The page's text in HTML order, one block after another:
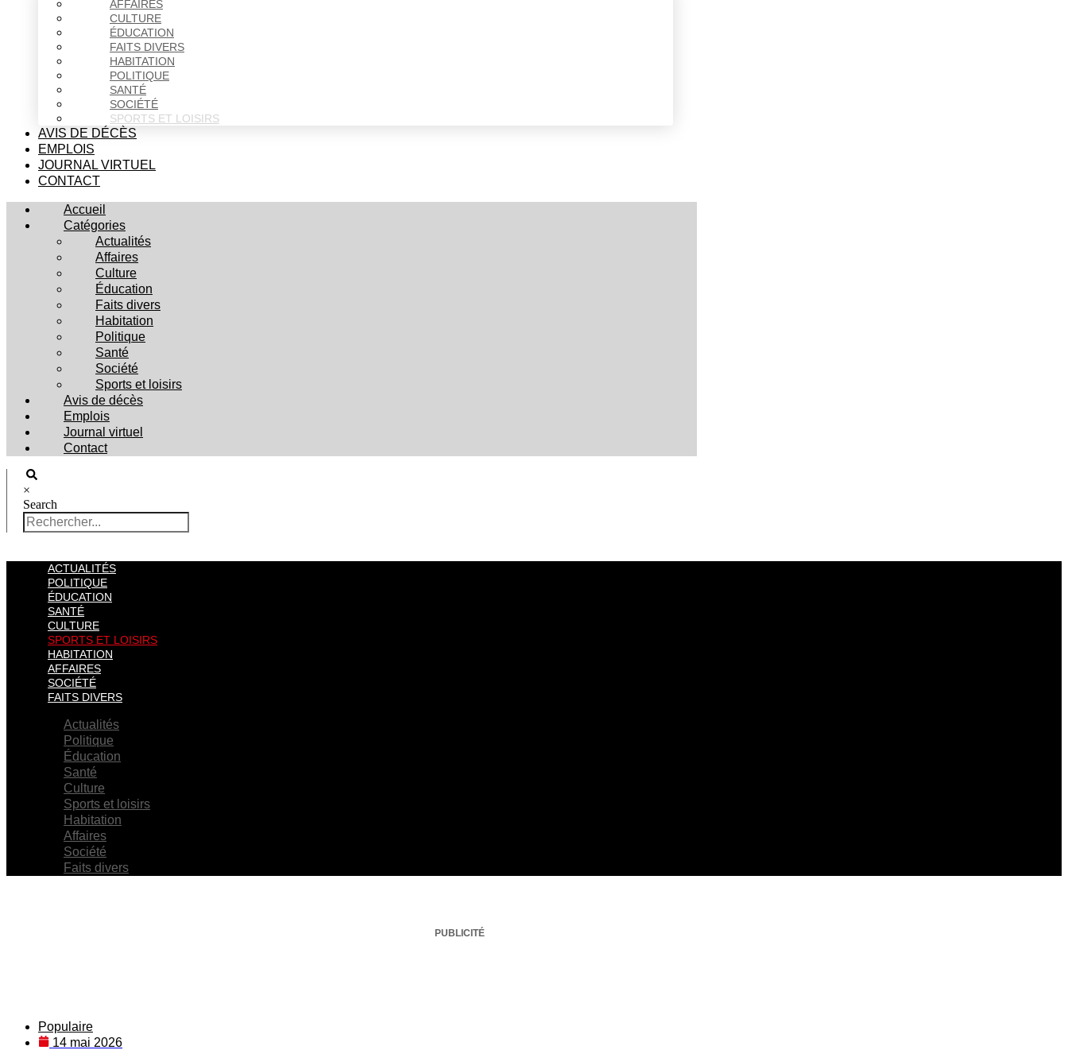
AFFAIRES
CULTURE
ÉDUCATION
FAITS DIVERS
HABITATION
POLITIQUE
SANTÉ
SOCIÉTÉ
SPORTS ET LOISIRS
AVIS DE DÉCÈS
EMPLOIS
JOURNAL VIRTUEL
CONTACT
Accueil
Catégories
Actualités
Affaires
Culture
Éducation
Faits divers
Habitation
Politique
Santé
Société
Sports et loisirs
Avis de décès
Emplois
Journal virtuel
Contact
×
Search
ACTUALITÉS
POLITIQUE
ÉDUCATION
SANTÉ
CULTURE
SPORTS ET LOISIRS
HABITATION
AFFAIRES
SOCIÉTÉ
FAITS DIVERS
Actualités
Politique
Éducation
Santé
Culture
Sports et loisirs
Habitation
Affaires
Société
Faits divers
PUBLICITÉ
Populaire
14 mai 2026